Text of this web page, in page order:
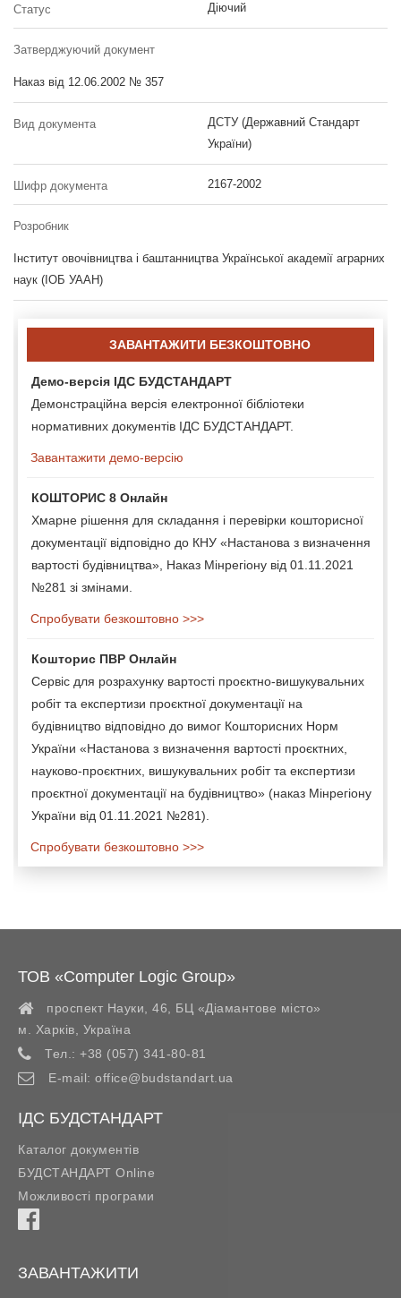
Статус Діючий
Затверджуючий документ
Наказ від 12.06.2002 № 357
Вид документа
ДСТУ (Державний Стандарт
України)
Шифр документа 2167-2002
Розробник
Інститут овочівництва і баштанництва Української академії аграрних
наук (ІОБ УААН)
ЗАВАНТАЖИТИ БЕЗКОШТОВНО
Демо-версія ІДС БУДСТАНДАРТ
Демонстраційна версія електронної бібліотеки
нормативних документів ІДС БУДСТАНДАРТ.
Завантажити демо-версію
КОШТОРИС 8 Онлайн
Хмарне рішення для складання і перевірки кошторисної
документації відповідно до КНУ «Настанова з визначення
вартості будівництва», Наказ Мінрегіону від 01.11.2021
№281 зі змінами.
Спробувати безкоштовно >>>
Кошторис ПВР Онлайн
Сервіс для розрахунку вартості проєктно-вишукувальних
робіт та експертизи проєктної документації на
будівництво відповідно до вимог Кошторисних Норм
України «Настанова з визначення вартості проєктних,
науково-проєктних, вишукувальних робіт та експертизи
проєктної документації на будівництво» (наказ Мінрегіону
України від 01.11.2021 №281).
Спробувати безкоштовно >>>
ТОВ «Computer Logic Group»
проспект Науки, 46, БЦ «Діамантове місто»
м. Харків
Україна
Тел.: +38 (057) 341-80-81
E-mail: office@budstandart.ua
ІДС БУДСТАНДАРТ
Каталог документів
БУДСТАНДАРТ Online
Можливості програми
ЗАВАНТАЖИТИ